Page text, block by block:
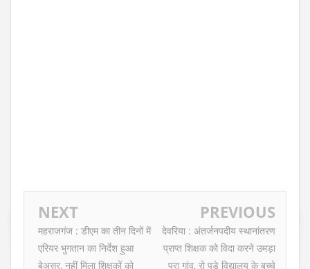
NEXT
महराजगंज : डीएम का तीन दिनों में
एरियर भुगतान का निर्देश हुआ
बेअसर, नहीं मिला शिक्षकों को
PREVIOUS
देवरिया : अंतर्जनपदीय स्थानांतरण
प्राप्त शिक्षक को विदा करने उमड़ा
पूरा गांव, रो पड़े विद्यालय के बच्चे